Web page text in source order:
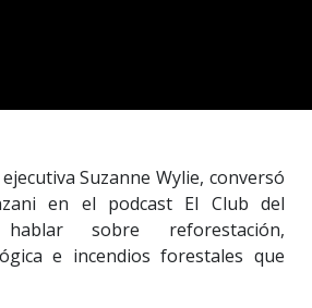
Suzanne Wylie, conversó
en el podcast El Club del
sobre reforestación,
e incendios forestales que